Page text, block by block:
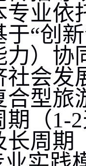
专业依
“创
力）协
社会发
合型旅
期（1-2
长周期